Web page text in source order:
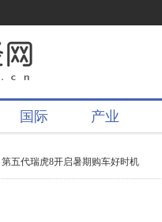
国际 产业
五代瑞虎8开启暑期购车好时机